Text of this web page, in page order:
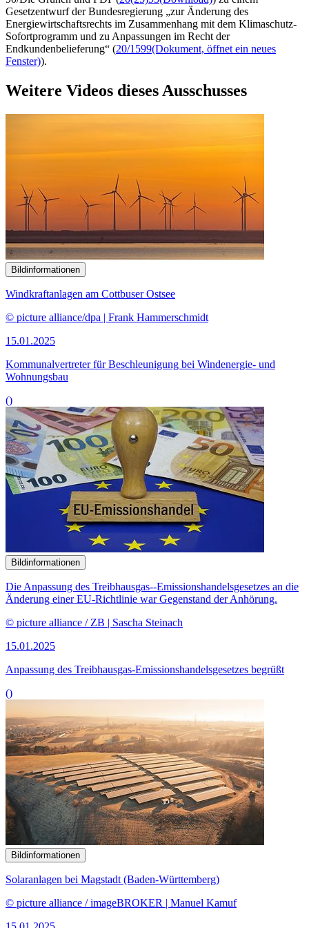
Gesetzentwurf der Bundesregierung „zur Änderung des
Energiewirtschaftsrechts im Zusammenhang mit dem Klimaschutz-
Sofortprogramm und zu Anpassungen im Recht der
Endkundenbelieferung“ (20/1599(Dokument, öffnet ein neues
Fenster)).
Weitere Videos dieses Ausschusses
Bildinformationen
Windkraftanlagen am Cottbuser Ostsee
© picture alliance/dpa | Frank Hammerschmidt
15.01.2025
Kommunalvertreter für Be­schleunigung bei Wind­energie- und
Wohnungsbau
()
Bildinformationen
Die Anpassung des Treibhausgas--Emissionshandelsgesetzes an die
Änderung einer EU-Richtlinie war Gegenstand der Anhörung.
© picture alliance / ZB | Sascha Steinach
15.01.2025
Anpassung des Treibhausgas-Emissions­handelsgesetzes begrüßt
()
Bildinformationen
Solaranlagen bei Magstadt (Baden-Württemberg)
© picture alliance / imageBROKER | Manuel Kamuf